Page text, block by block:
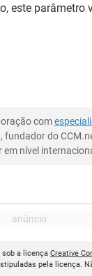
este parâmetro
com
do
em nível
a licença Creative
pela licença.